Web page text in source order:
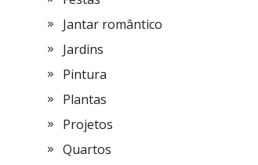
Jantar romântico
Jardins
Pintura
Plantas
Projetos
Quartos